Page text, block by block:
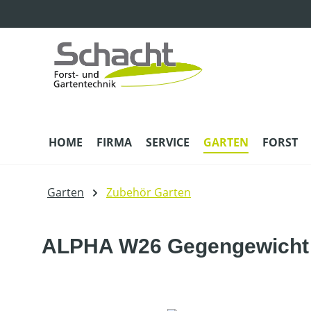
HOME FIRMA SERVICE GARTEN FORST
Garten Zubehör Garten
ALPHA W26 Gegengewicht